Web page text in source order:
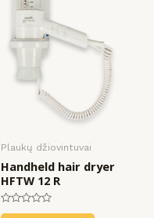
Plaukų džiovintuvai
Handheld hair dryer
HFTW 12 R
Rated